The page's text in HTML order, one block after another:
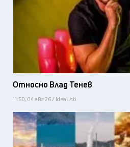
Относно Влад Тенев
11:50, 04 авг 26 / Idealisti